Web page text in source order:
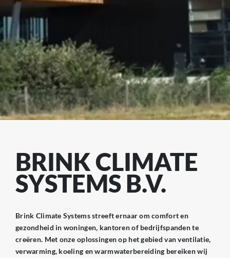
BRINK CLIMATE
SYSTEMS B.V.
Brink Climate Systems streeft ernaar om comfort en
gezondheid in woningen, kantoren of bedrijfspanden te
creëren. Met onze oplossingen op het gebied van ventilatie,
verwarming, koeling en warmwaterbereiding bereiken wij